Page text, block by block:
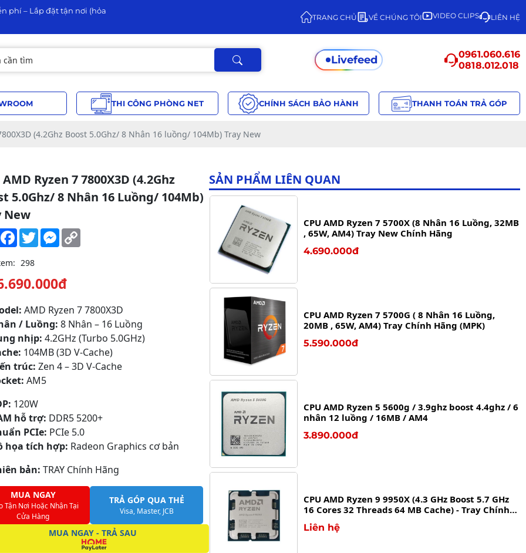
phí – Lắp đặt tận nơi (hỏa
TRANG CHỦ VỀ CHÚNG TÔI VIDEO CLIPS LIÊN HỆ
Livefeed
0961.060.616
0818.012.018
THI CÔNG PHÒNG NET CHÍNH SÁCH BẢO HÀNH THANH TOÁN TRẢ GÓP
(4.2Ghz Boost 5.0Ghz/ 8 Nhân 16 luồng/ 104Mb) Tray New
AMD Ryzen 7 7800X3D (4.2Ghz
5.0Ghz/ 8 Nhân 16 Luồng/ 104Mb)
New
Facebook
TwitterMessenger
298
AMD Ryzen 7 7800X3D
/ Luồng: 8 Nhân – 16 Luồng
nhịp: 4.2GHz (Turbo 5.0GHz)
104MB (3D V-Cache)
trúc: Zen 4 – 3D V-Cache
AM5
120W
hỗ trợ: DDR5 5200+
PCIe: PCIe 5.0
họa tích hợp: Radeon Graphics cơ bản
bản: TRAY Chính Hãng
MUA NGAY
Tận Nơi Hoặc Nhận Tại
Cửa Hàng
TRẢ GÓP QUA THẺ
Visa, Master, JCB
MUA NGAY - TRẢ SAU
SẢN PHẨM LIÊN QUAN
CPU AMD Ryzen 7 5700X (8 Nhân 16 Luồng, 32MB
, 65W, AM4) Tray New Chính Hãng
4.690.000đ
CPU AMD Ryzen 7 5700G ( 8 Nhân 16 Luồng,
20MB , 65W, AM4) Tray Chính Hãng (MPK)
5.590.000đ
CPU AMD Ryzen 5 5600g / 3.9ghz boost 4.4ghz / 6
nhân 12 luồng / 16MB / AM4
3.890.000đ
CPU AMD Ryzen 9 9950X (4.3 GHz Boost 5.7 GHz
16 Cores 32 Threads 64 MB Cache) - Tray Chính
Liên hệ